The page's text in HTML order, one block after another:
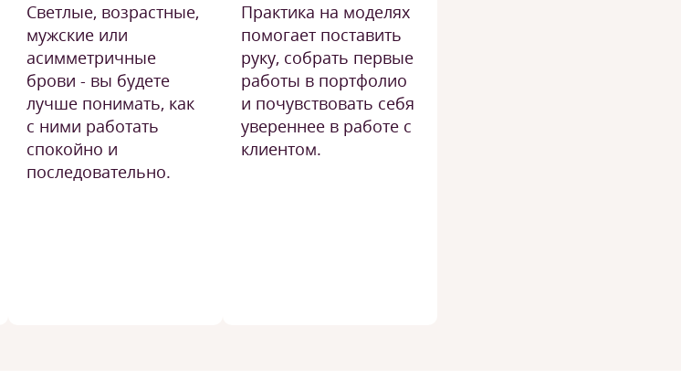
Светлые, возрастные,
мужские или
асимметричные
брови - вы будете
лучше понимать, как
с ними работать
спокойно и
последовательно.
Практика на моделях
помогает поставить
руку, собрать первые
работы в портфолио
и почувствовать себя
увереннее в работе с
клиентом.